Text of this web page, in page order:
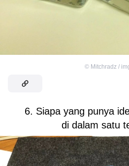
© Mitchradz /
6. Siapa yang punya
di dalam satu